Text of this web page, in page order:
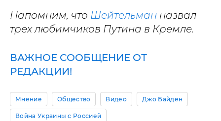
Напомним, что Шейтельман назвал
трех любимчиков Путина в Кремле.
ВАЖНОЕ СООБЩЕНИЕ ОТ
РЕДАКЦИИ!
Мнение Общество Видео Джо Байден
Война Украины с Россией